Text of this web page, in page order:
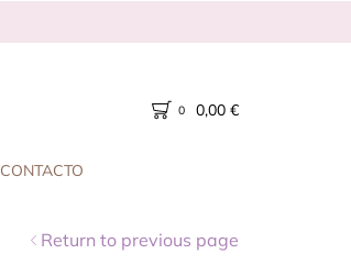
0 0,00 €
CONTACTO
Return to previous page